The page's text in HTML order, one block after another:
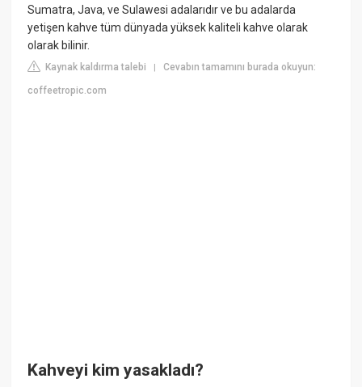
Sumatra, Java, ve Sulawesi adalarıdır ve bu adalarda
yetişen kahve tüm dünyada yüksek kaliteli kahve olarak
olarak bilinir.
Kaynak kaldırma talebi |Cevabın tamamını burada okuyun:
coffeetropic.com
Kahveyi kim yasakladı?